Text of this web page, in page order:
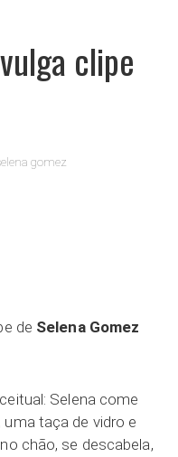
clipe
gomez
de Selena Gomez
Selena come
taça de vidro e
chão, se descabela,